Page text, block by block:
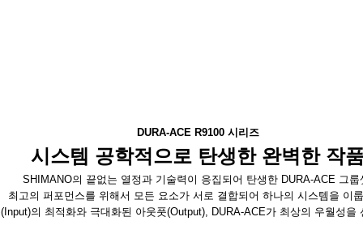
DURA-ACE R9100 시리즈
시스템 공학적으로 탄생한 완벽한 작
SHIMANO의 끝없는 열정과 기술력이 응집되어 탄생한 DURA-ACE 그룹
최고의 퍼포먼스를 위해서 모든 요소가 서로 결합되어 하나의 시스템을 이
의 최적화와 극대화된 아웃풋(Output), DURA-ACE가 최상의 우월성을